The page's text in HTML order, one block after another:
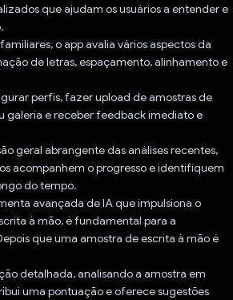
que ajudam os usuários a entender e
o app avalia vários aspectos da
de letras, espaçamento, alinhamento e
perfis, fazer upload de amostras de
galeria e receber feedback imediato e
geral abrangente das análises recentes,
acompanhem o progresso e identifiquem
do tempo.
avançada de IA que impulsiona o
à mão, é fundamental para a
que uma amostra de escrita à mão é
detalhada, analisando a amostra em
uma pontuação e oferece sugestões